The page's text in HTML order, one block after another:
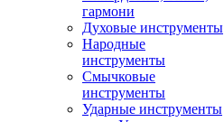
гармони
Духовые инструменты
Народные
инструменты
Смычковые
инструменты
Ударные инструменты